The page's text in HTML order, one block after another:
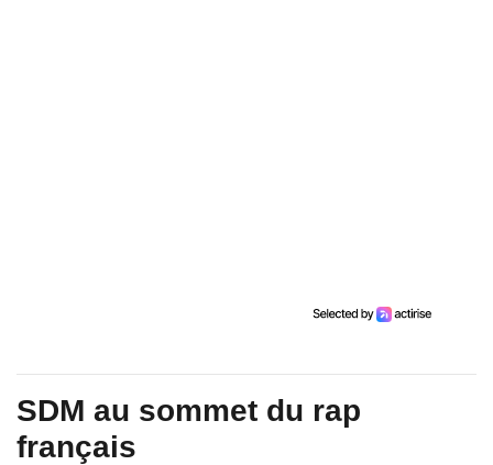
SDM au sommet du rap
français